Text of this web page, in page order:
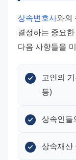
상속변호사와의
결정하는 중요
다음 사항들을
고인의
등)
상속인들
상속재산